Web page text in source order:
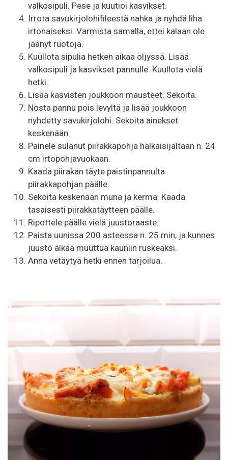
valkosipuli. Pese ja kuutioi kasvikset.
Irrota savukirjolohifileestä nahka ja nyhdä liha
irtonaiseksi. Varmista samalla, ettei kalaan ole
jäänyt ruotoja.
Kuullota sipulia hetken aikaa öljyssä. Lisää
valkosipuli ja kasvikset pannulle. Kuullota vielä
hetki.
Lisää kasvisten joukkoon mausteet. Sekoita.
Nosta pannu pois levyltä ja lisää joukkoon
nyhdetty savukirjolohi. Sekoita ainekset
keskenään.
Painele sulanut piirakkapohja halkaisijaltaan n. 24
cm irtopohjavuokaan.
Kaada piirakan täyte paistinpannulta
piirakkapohjan päälle.
Sekoita keskenään muna ja kerma. Kaada
tasaisesti piirakkatäytteen päälle.
Ripottele päälle vielä juustoraaste.
Paista uunissa 200 asteessa n. 25 min, ja kunnes
juusto alkaa muuttua kauniin ruskeaksi.
Anna vetäytyä hetki ennen tarjoilua.